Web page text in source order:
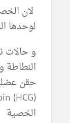
لان
لوحدها
و حالات
الخصية